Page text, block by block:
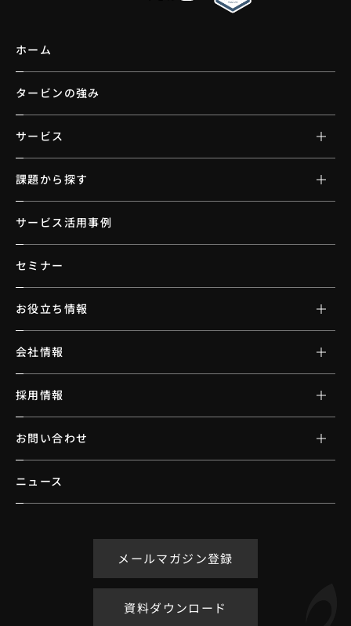
ホーム
タービンの強み
サービス
課題から探す
サービス活用事例
セミナー
お役立ち情報
会社情報
採用情報
お問い合わせ
ニュース
メールマガジン登録
資料ダウンロード